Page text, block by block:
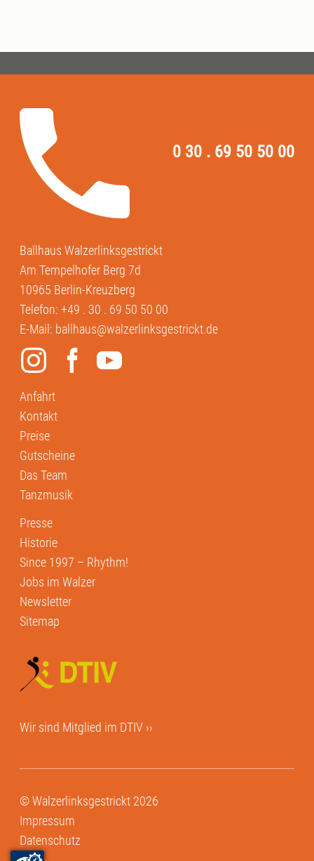
0 30 . 69 50 50 00
Ballhaus Walzerlinksgestrickt
Am Tempelhofer Berg 7d
10965 Berlin-Kreuzberg
Telefon:+49 . 30 . 69 50 50 00
E-Mail: ballhaus@walzerlinksgestrickt.de
Anfahrt
Kontakt
Preise
Gutscheine
Das Team
Tanzmusik
Presse
Historie
Since 1997 – Rhythm!
Jobs im Walzer
Newsletter
Sitemap
Wir sind Mitglied im DTIV ››
© Walzerlinksgestrickt 2026
Impressum
Datenschutz